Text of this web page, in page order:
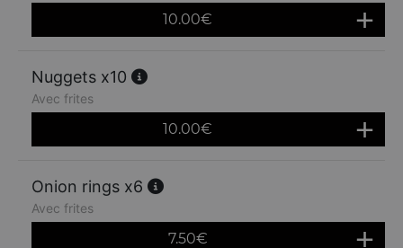
10.00€
Nuggets x10
Avec frites
10.00€
Onion rings x6
Avec frites
7.50€